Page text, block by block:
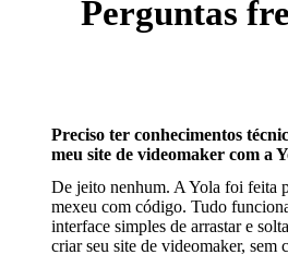
Perguntas
Preciso ter conhecimentos
meu site de videomaker com a
De jeito nenhum. A Yola foi feita
mexeu com código. Tudo
interface simples de arrastar e
criar seu site de videomaker, sem